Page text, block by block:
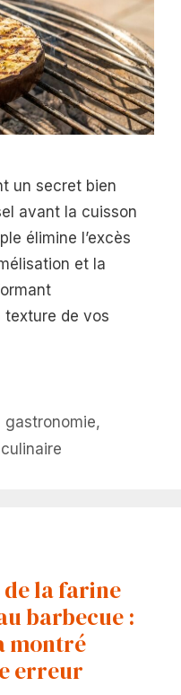
un secret bien
avant la cuisson
élimine l’excès
et la
de vos
gastronomie,
la farine
barbecue :
montré
erreur